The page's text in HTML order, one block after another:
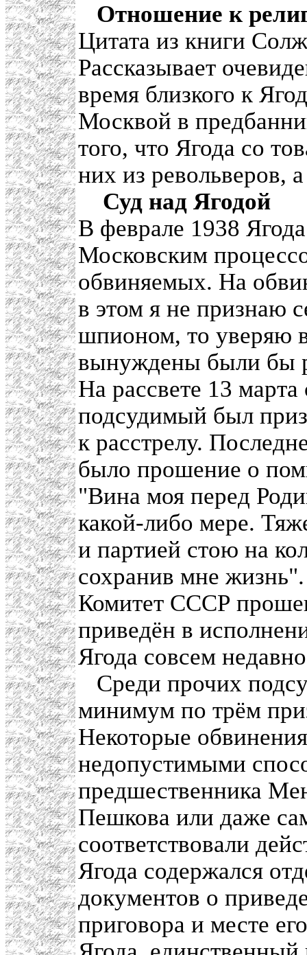
Отношение к
Цитата из книги
Рассказывает
время близкого к
Москвой в
того, что Ягода со
них из револьверов,
Суд над Ягодой
В феврале 1938
Московским
обвиняемых. На
в этом я не признаю
шпионом, то уверяю
вынуждены были бы
На рассвете 13 марта
подсудимый был
к расстрелу.
было прошение о
"Вина моя перед
какой-либо мере.
и партией стою на
сохранив мне
Комитет СССР
приведён в
Ягода совсем
Среди прочих
минимум по трём
Некоторые
недопустимыми
предшественника
Пешкова или даже
соответствовали
Ягода содержался
документов о
приговора и месте